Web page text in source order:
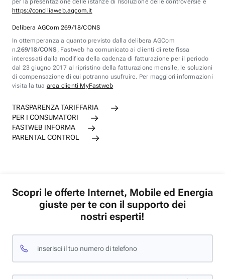
per la presentazione delle istanze di risoluzione delle controversie è
https://conciliaweb.agcom.it
Delibera AGCom 269/18/CONS
In ottemperanza a quanto previsto dalla delibera AGCom
n.269/18/CONS , Fastweb ha comunicato ai clienti di rete fissa
interessati dalla modifica della cadenza di fatturazione per il periodo
dal 23 giugno 2017 al ripristino della fatturazione mensile, le soluzioni
di compensazione di cui potranno usufruire. Per maggiori informazioni
visita la tua area clienti MyFastweb
TRASPARENZA TARIFFARIA
PER I CONSUMATORI
FASTWEB INFORMA
PARENTAL CONTROL
Scopri le offerte Internet, Mobile ed Energia
giuste per te con il supporto dei
nostri esperti!
inserisci il tuo numero di telefono